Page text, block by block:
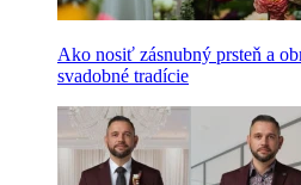
Ako nosiť zásnubný prsteň a
svadobné tradície